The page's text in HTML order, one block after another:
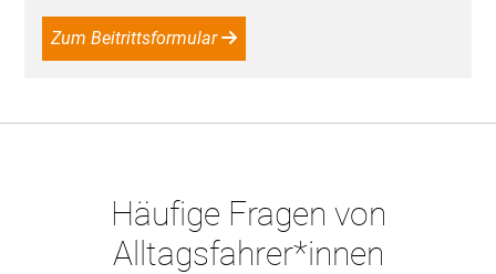
Zum Beitrittsformular
Häufige Fragen von
Alltagsfahrer*innen